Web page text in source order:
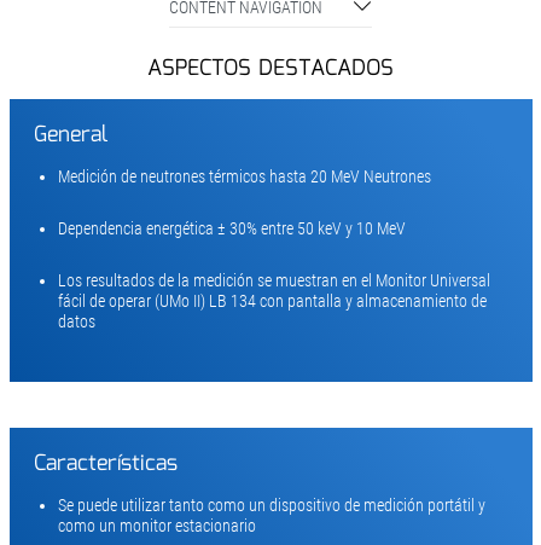
CONTENT NAVIGATION
ASPECTOS DESTACADOS
General
Medición de neutrones térmicos hasta 20 MeV Neutrones
Dependencia energética ± 30% entre 50 keV y 10 MeV
Los resultados de la medición se muestran en el Monitor Universal
fácil de operar (UMo II) LB 134 con pantalla y almacenamiento de
datos
Características
Se puede utilizar tanto como un dispositivo de medición portátil y
como un monitor estacionario